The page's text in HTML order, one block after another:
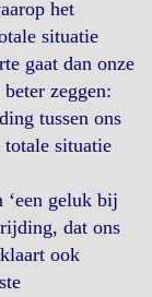
het
situatie
gaat dan onze
zeggen:
tussen ons
situatie
‘een geluk bij
dat ons
ook